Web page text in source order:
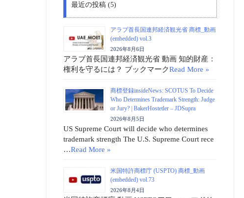
最近の投稿 (5)
アラブ首長国連邦経済観光省 商標_動画
(embedded) vol.3
2026年8月6日
アラブ首長国連邦経済観光省 動画 知的財産：
権利を守るには？ ブックマークRead More »
商標登録insideNews: SCOTUS To Decide
Who Determines Trademark Strength: Judge
or Jury? | BakerHostetler – JDSupra
2026年8月5日
US Supreme Court will decide who determines
trademark strength The U.S. Supreme Court rece
…Read More »
米国特許商標庁 (USPTO) 商標_動画
(embedded) vol.73
2026年8月4日